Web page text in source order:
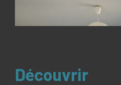
découvrir